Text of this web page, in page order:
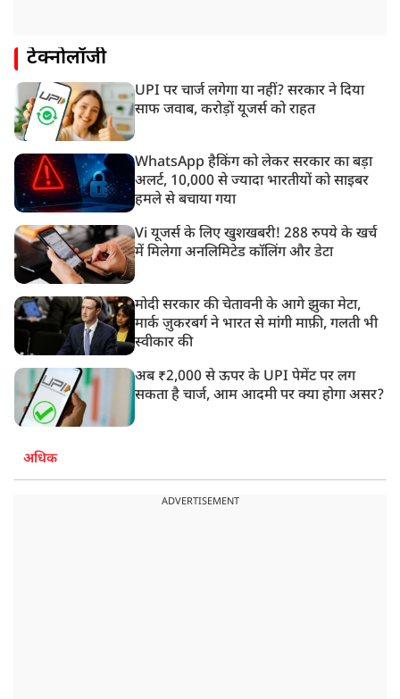
टेक्नोलॉजी
UPI पर चार्ज लगेगा या नहीं? सरकार ने दिया
साफ जवाब, करोड़ों यूजर्स को राहत
WhatsApp हैकिंग को लेकर सरकार का बड़ा
अलर्ट, 10,000 से ज्यादा भारतीयों को साइबर
हमले से बचाया गया
Vi यूजर्स के लिए खुशखबरी! 288 रुपये के खर्च
में मिलेगा अनलिमिटेड कॉलिंग और डेटा
मोदी सरकार की चेतावनी के आगे झुका मेटा,
मार्क ज़ुकरबर्ग ने भारत से मांगी माफ़ी, गलती भी
स्वीकार की
अब ₹2,000 से ऊपर के UPI पेमेंट पर लग
सकता है चार्ज, आम आदमी पर क्या होगा असर?
अधिक
ADVERTISEMENT